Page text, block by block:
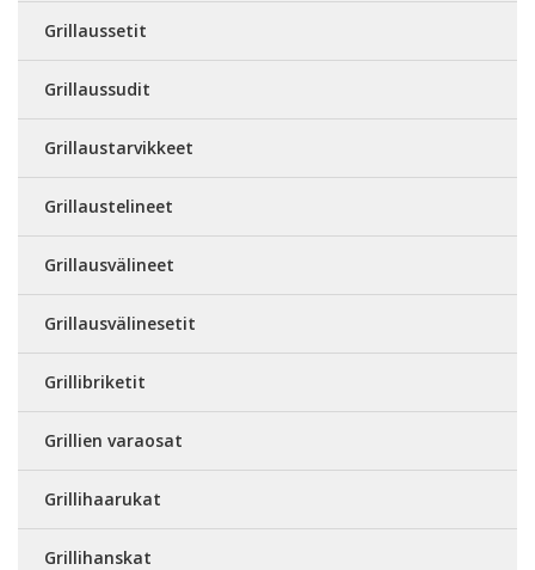
Grillaussetit
Grillaussudit
Grillaustarvikkeet
Grillaustelineet
Grillausvälineet
Grillausvälinesetit
Grillibriketit
Grillien varaosat
Grillihaarukat
Grillihanskat